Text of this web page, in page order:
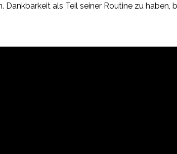
Dankbarkeit als Teil seiner Routine zu haben,